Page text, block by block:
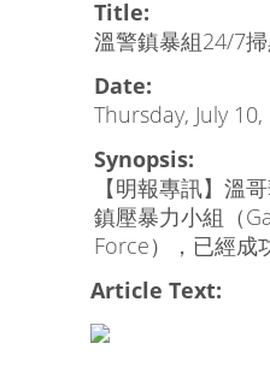
Title:
溫警鎮暴組24/7
Date:
Thursday, July 10,
Synopsis:
【明報專訊】溫
鎮壓暴力小組（
Force），已經成
Article Text: